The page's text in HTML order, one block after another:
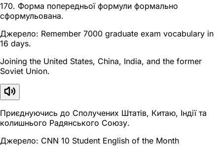
170. Форма попередньої формули формально
сформульована.
Джерело: Remember 7000 graduate exam vocabulary in
16 days.
Joining the United States, China, India, and the former
Soviet Union.
Приєднуючись до Сполучених Штатів, Китаю, Індії та
колишнього Радянського Союзу.
Джерело: CNN 10 Student English of the Month